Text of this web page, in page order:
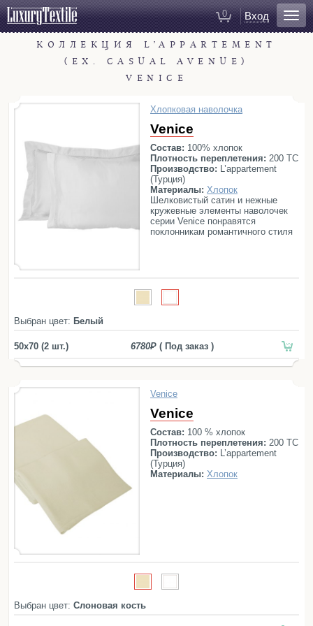
0 Вход
Для ванной
Халаты
Полотенца
Коврики для ванной
Тапочки
Рукавицы для душа
Косметички
Для спальни
Постельное белье
Покрывала
Домашняя одежда
Балетки
Пододеяльники
Подушки
Одеяла
Наматрасники
Детские пледы
КОЛЛЕКЦИЯ L’APPARTEMENT
(EX. CASUAL AVENUE)
VENICE
Хлопковая наволочка
Venice
Состав: 100% хлопок
Плотность переплетения: 200 ТС
Производство: L’appartement
(Турция)
Материалы: Хлопок
Шелковистый сатин и нежные
кружевные элементы наволочек
серии Venice понравятся
поклонникам романтичного стиля
Выбран цвет: Белый
50x70 (2 шт.) 6780 ( Под заказ )
Venice
Venice
Состав: 100 % хлопок
Плотность переплетения: 200 ТС
Производство: L’appartement
(Турция)
Материалы: Хлопок
Выбран цвет: Слоновая кость